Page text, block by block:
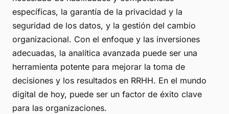
específicas, la garantía de la privacidad y la
seguridad de los datos, y la gestión del cambio
organizacional. Con el enfoque y las inversiones
adecuadas, la analítica avanzada puede ser una
herramienta potente para mejorar la toma de
decisiones y los resultados en RRHH. En el mundo
digital de hoy, puede ser un factor de éxito clave
para las organizaciones.